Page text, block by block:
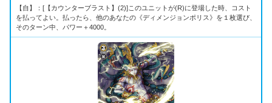
【自】：[【カウンターブラスト】(2)]このユニットが(R)に登場した時、コスト
を払ってよい。払ったら、他のあなたの《ディメンジョンポリス》を１枚選び、
そのターン中、パワー＋4000。